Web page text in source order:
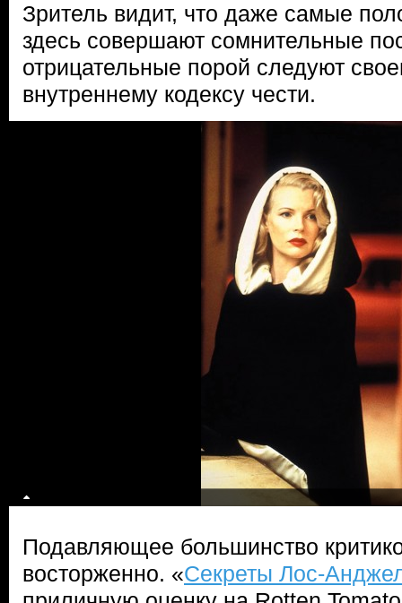
Зритель видит, что даже самые
здесь совершают сомнительные
отрицательные порой следуют
внутреннему кодексу чести.
Подавляющее большинство
восторженно. «Секреты Лос-